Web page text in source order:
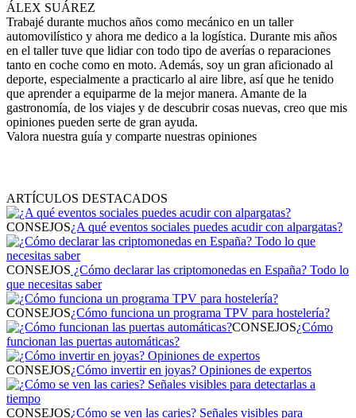
ÁLEX SUÁREZ
Trabajé durante muchos años como mecánico en un taller
automovilístico y ahora me dedico a la logística. Durante mis años
en el taller tuve que lidiar con todo tipo de averías o reparaciones
tanto en coche como en moto. Además, soy un gran aficionado al
deporte, especialmente a practicarlo al aire libre, así que he tenido
que aprender a equiparme de la mejor manera. Amante de la
gastronomía, de los viajes y de descubrir cosas nuevas, creo que mis
opiniones pueden serte de gran ayuda.
Valora nuestra guía y comparte nuestras opiniones
ARTÍCULOS DESTACADOS
CONSEJOS¿A qué eventos sociales puedes acudir con alpargatas?
CONSEJOS ¿Cómo declarar las criptomonedas en España? Todo lo
que necesitas saber
CONSEJOS¿Cómo funciona un programa TPV para hostelería?
CONSEJOS¿Cómo
funcionan las puertas automáticas?
CONSEJOS¿Cómo invertir en joyas? Opiniones de expertos
CONSEJOS¿Cómo se ven las caries? Señales visibles para